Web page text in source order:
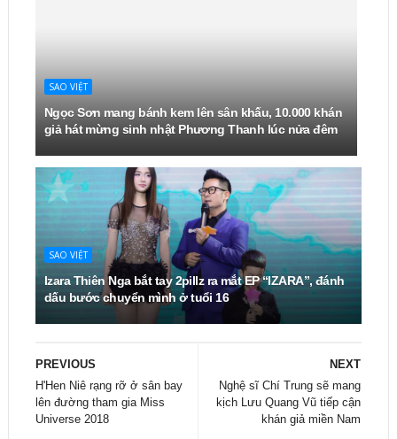
SAO VIỆT
Ngọc Sơn mang bánh kem lên sân khấu, 10.000 khán
giả hát mừng sinh nhật Phương Thanh lúc nửa đêm
SAO VIỆT
Izara Thiên Nga bắt tay 2pillz ra mắt EP “IZARA”, đánh
dấu bước chuyển mình ở tuổi 16
NEXT
Nghệ sĩ Chí Trung sẽ mang
kịch Lưu Quang Vũ tiếp cận
khán giả miền Nam
PREVIOUS
H'Hen Niê rạng rỡ ở sân bay
lên đường tham gia Miss
Universe 2018